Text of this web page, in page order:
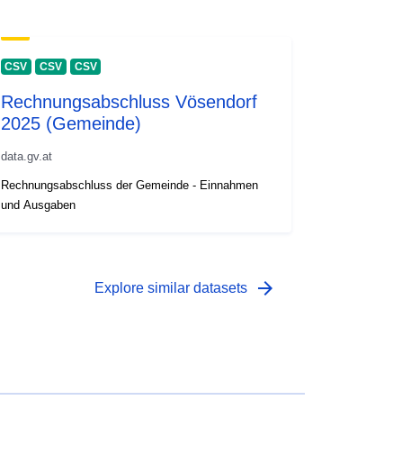
CSV CSV CSV
Rechnungsabschluss Vösendorf
2025 (Gemeinde)
data.gv.at
Rechnungsabschluss der Gemeinde - Einnahmen
und Ausgaben
Explore similar datasets arrow_forward